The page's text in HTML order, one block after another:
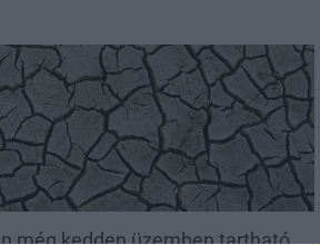
még kedden üzemben tartható